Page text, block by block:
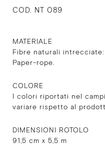
COD. NT 089
MATERIALE
Fibre naturali intrecciate:
Paper-rope.
COLORE
I colori riportati nel
variare rispetto al
DIMENSIONI ROTOLO
91,5 cm x 5,5 m